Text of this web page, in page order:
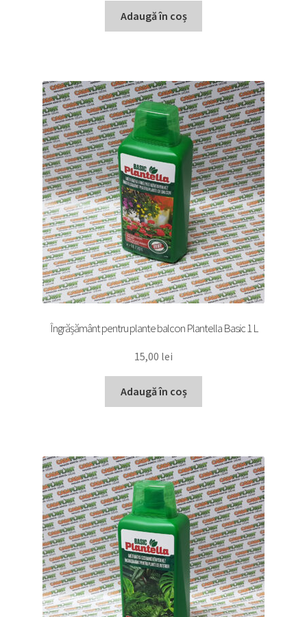
Adaugă în coș
Îngrășământ pentru plante balcon Plantella Basic 1 L
15,00 lei
Adaugă în coș